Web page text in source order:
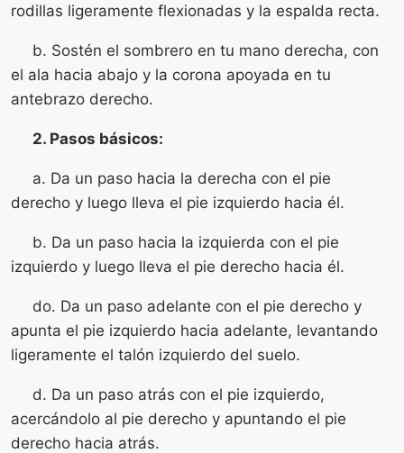
rodillas ligeramente flexionadas y la espalda recta.
b. Sostén el sombrero en tu mano derecha, con
el ala hacia abajo y la corona apoyada en tu
antebrazo derecho.
2. Pasos básicos:
a. Da un paso hacia la derecha con el pie
derecho y luego lleva el pie izquierdo hacia él.
b. Da un paso hacia la izquierda con el pie
izquierdo y luego lleva el pie derecho hacia él.
do. Da un paso adelante con el pie derecho y
apunta el pie izquierdo hacia adelante, levantando
ligeramente el talón izquierdo del suelo.
d. Da un paso atrás con el pie izquierdo,
acercándolo al pie derecho y apuntando el pie
derecho hacia atrás.